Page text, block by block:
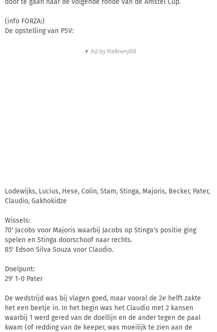
(info FORZA:)
De opstelling van PSV:
▼ Ad by Refinery89
Lodewijks, Lucius, Hese, Colin, Stam, Stinga, Majoris, Becker, Pater,
Claudio, Gakhokidze
Wissels:
70' Jacobs voor Majoris waarbij Jacobs op Stinga's positie ging
spelen en Stinga doorschoof naar rechts.
85' Edson Silva Souza voor Claudio.
Doelpunt:
29' 1-0 Pater
De wedstrijd was bij vlagen goed, maar vooral de 2e helft zakte
het een beetje in. In het begin was het Claudio met 2 kansen
waarbij 1 werd gered van de doellijn en de ander tegen de paal
kwam (of redding van de keeper, was moeilijk te zien aan de